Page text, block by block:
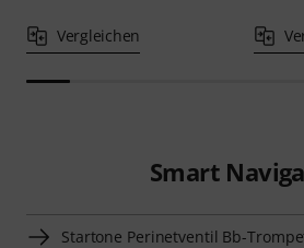
Vergleichen
Smart
Startone Perinetventil Bb-